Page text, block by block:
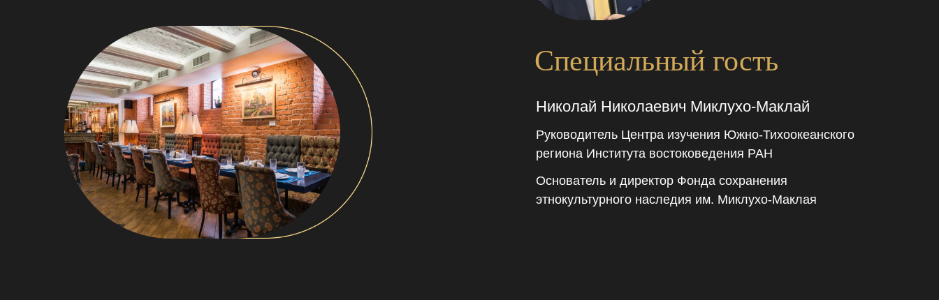
Николай Николаевич Миклухо-Маклай
Основатель и директор Фонда сохранения
этнокультурного наследия им. Миклухо-Маклая
Специальный гость
Руководитель Центра изучения Южно-Тихоокеанского
региона Института востоковедения РАН